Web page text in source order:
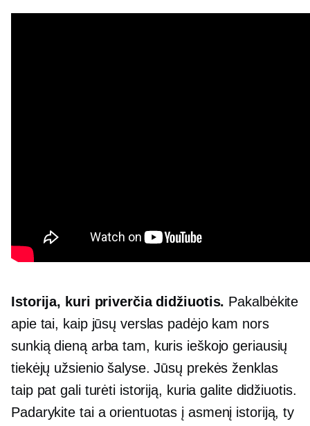
Istorija, kuri priverčia didžiuotis. Pakalbėkite
apie tai, kaip jūsų verslas padėjo kam nors
sunkią dieną arba tam, kuris ieškojo geriausių
tiekėjų užsienio šalyse. Jūsų prekės ženklas
taip pat gali turėti istoriją, kuria galite didžiuotis.
Padarykite tai aorientuotas į asmenį istoriją, ty